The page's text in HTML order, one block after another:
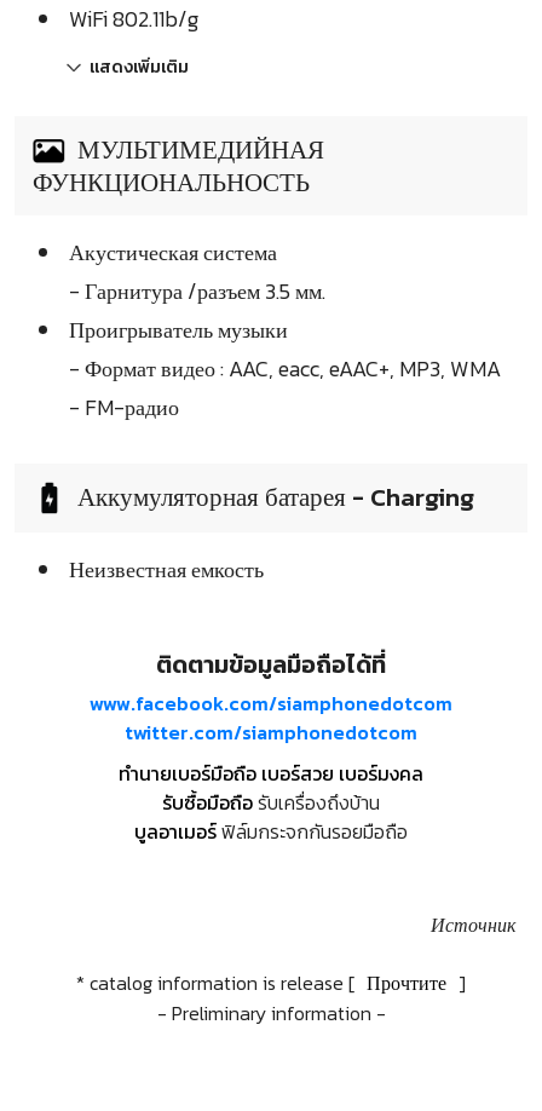
WiFi 802.11b/g
แสดงเพิ่มเติม
МУЛЬТИМЕДИЙНАЯ
ФУНКЦИОНАЛЬНОСТЬ
Акустическая система
- Гарнитура /разъем 3.5 мм.
Проигрыватель музыки
- Формат видео : AAC, eacc, eAAC+, MP3, WMA
- FM-радио
Аккумуляторная батарея - Charging
Неизвестная емкость
ติดตามข้อมูลมือถือได้ที่
www.facebook.com/siamphonedotcom
twitter.com/siamphonedotcom
ทำนายเบอร์มือถือ เบอร์สวย เบอร์มงคล
รับซื้อมือถือรับเครื่องถึงบ้าน
บูลอาเมอร์ฟิล์มกระจกกันรอยมือถือ
Источник
* catalog information is release [ Прочтите ]
- Preliminary information -